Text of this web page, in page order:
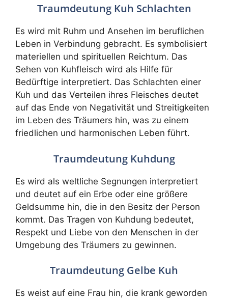
Traumdeutung Kuh Schlachten
Es wird mit Ruhm und Ansehen im beruflichen
Leben in Verbindung gebracht. Es symbolisiert
materiellen und spirituellen Reichtum. Das
Sehen von Kuhfleisch wird als Hilfe für
Bedürftige interpretiert. Das Schlachten einer
Kuh und das Verteilen ihres Fleisches deutet
auf das Ende von Negativität und Streitigkeiten
im Leben des Träumers hin, was zu einem
friedlichen und harmonischen Leben führt.
Traumdeutung Kuhdung
Es wird als weltliche Segnungen interpretiert
und deutet auf ein Erbe oder eine größere
Geldsumme hin, die in den Besitz der Person
kommt. Das Tragen von Kuhdung bedeutet,
Respekt und Liebe von den Menschen in der
Umgebung des Träumers zu gewinnen.
Traumdeutung Gelbe Kuh
Es weist auf eine Frau hin, die krank geworden